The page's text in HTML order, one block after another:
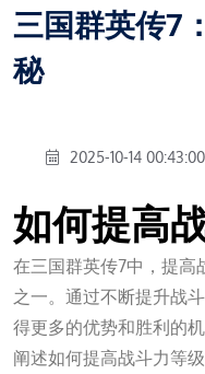
三国群英传7
秘
2025-10-14 00:43:00
如何提高
在三国群英传7中，提高
之一。通过不断提升战
得更多的优势和胜利的
阐述如何提高战斗力等级